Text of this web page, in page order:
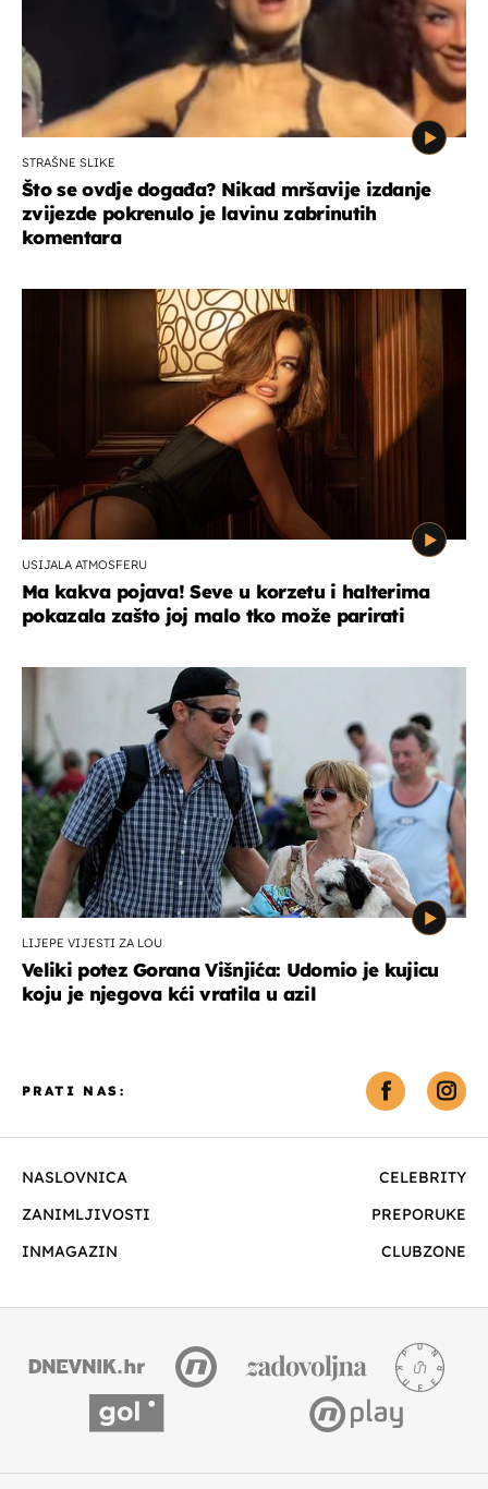
STRAŠNE SLIKE
Što se ovdje događa? Nikad mršavije izdanje
zvijezde pokrenulo je lavinu zabrinutih
komentara
USIJALA ATMOSFERU
Ma kakva pojava! Seve u korzetu i halterima
pokazala zašto joj malo tko može parirati
LIJEPE VIJESTI ZA LOU
Veliki potez Gorana Višnjića: Udomio je kujicu
koju je njegova kći vratila u azil
NASLOVNICA
CELEBRITY
ZANIMLJIVOSTI
PREPORUKE
INMAGAZIN
CLUBZONE
PRATI NAS: